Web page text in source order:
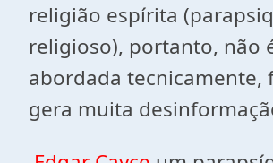
religião espírita
religioso), portanto, não
abordada tecnicamente,
gera muita